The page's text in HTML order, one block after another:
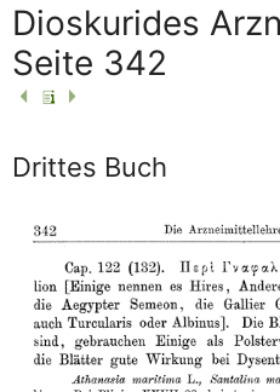
Dioskurides
Seite 342
Drittes Buch